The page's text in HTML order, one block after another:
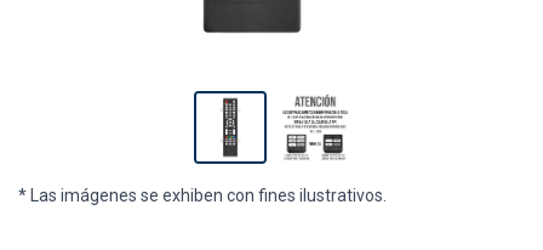
* Las imágenes se exhiben con fines ilustrativos.